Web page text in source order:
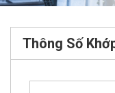
Thông Số